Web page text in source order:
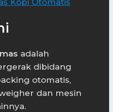
adalah
dibidang
otomatis,
dan mesin